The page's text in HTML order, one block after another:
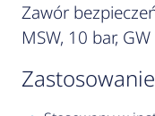
Zawór
MSW, 10 bar,
zastosowanie